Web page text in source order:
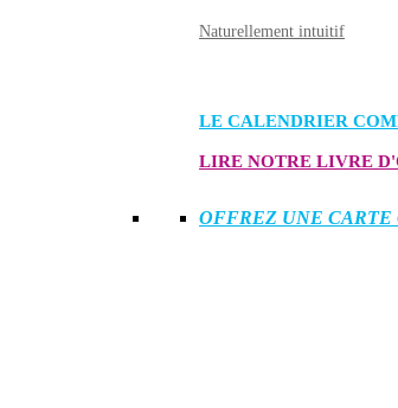
Naturellement intuitif
LE CALENDRIER
LIRE NOTRE LIVRE
OFFREZ UNE